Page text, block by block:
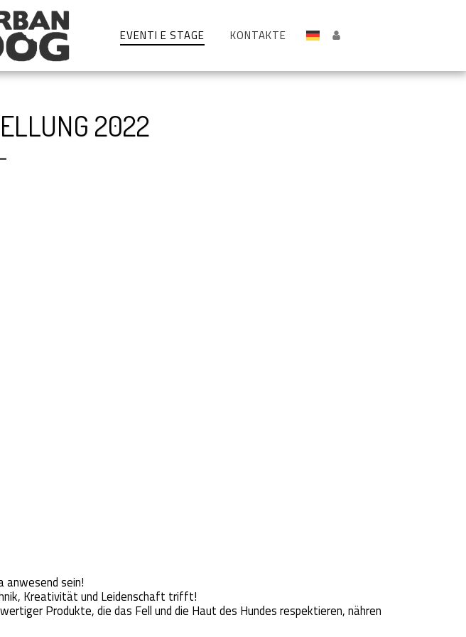
EVENTI E STAGE KONTAKTE
2022
anwesend sein!
Kreativität und Leidenschaft trifft!
Produkte, die das Fell und die Haut des Hundes respektieren, nähren